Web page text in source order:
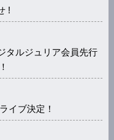
!
タルジュリア会員先行
イブ決定！